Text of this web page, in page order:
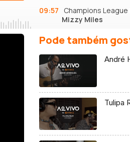
09:57
Champions League
e GSon)
Mizzy Miles
Pode também
André
Tulipa